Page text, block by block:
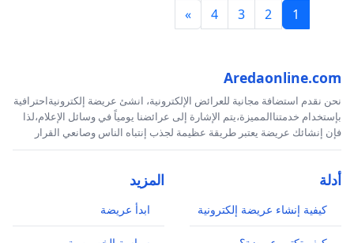
1
2
3
4
»
Aredaonline.com
نحن نقدم استضافة مجانية للعرائض الإلكترونية، انشئ عريضة إلكترونيةاحترافية
بإستخدام خدمتناالمميزة،يتم الإشارة إلى عرائضنا يومياً في وسائل الإعلام،لذا
فإن إنشائك عريضة يعتبر طريقة عظيمة لجذب إنتباه الناس وصانعي القرار
أدلة
كيفية إنشاء عريضة إلكترونية
المزيد
ابدأ عريضة